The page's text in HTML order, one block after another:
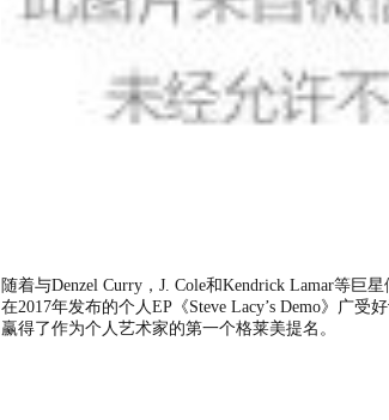
随着与Denzel Curry，J. Cole和Kendrick Lamar等巨
在2017年发布的个人EP《Steve Lacy’s Demo》广
赢得了作为个人艺术家的第一个格莱美提名。